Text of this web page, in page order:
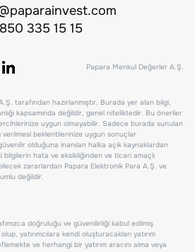
335 15 15
Papara Menkul Değerler A.Ş.
tarafından hazırlanmıştır. Burada yer alan bilgi,
kapsamında değildir, genel niteliktedir. Bu öneriler
uygun olmayabilir. Sadece burada sunulan
verilmesi beklentilerinize uygun sonuçlar
olduğuna inanılan halka açık kaynaklardan
bilgilerin hata ve eksikliğinden ve ticari amaçlı
zararlardan Papara Elektronik Para A.Ş. ve
değildir.
doğruluğu ve güvenilirliği kabul edilmiş
yatırımcılara kendi oluşturacakları yatırım
ve herhangi bir yatırım aracını alma veya